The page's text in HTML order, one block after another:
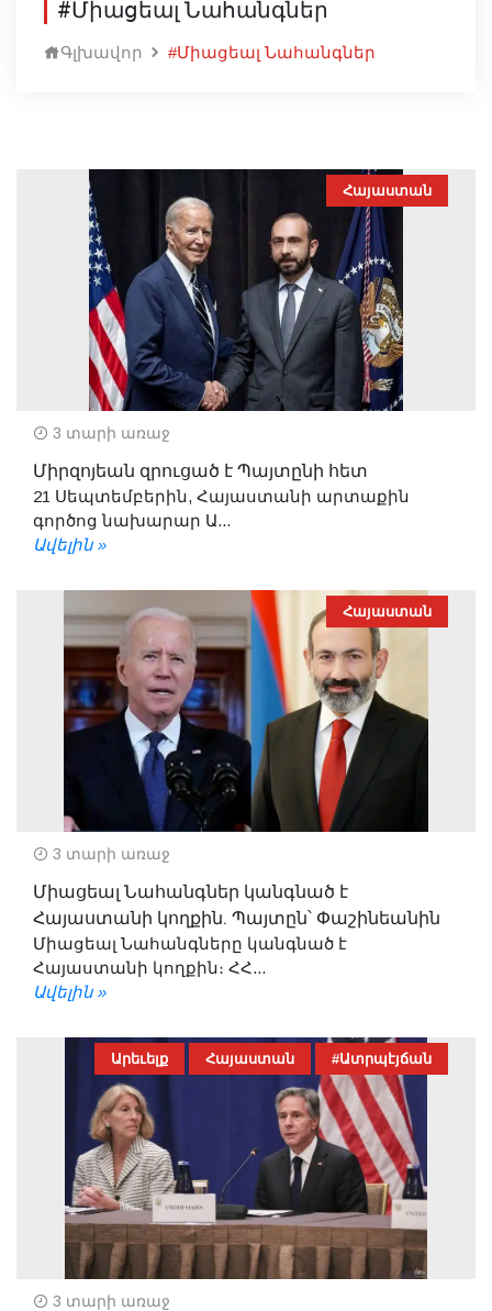
#Միացեալ Նահանգներ
Գլխավոր #Միացեալ Նահանգներ
Հայաստան
3 տարի առաջ
Միրզոյեան զրուցած է Պայտընի հետ
21 Սեպտեմբերին, Հայաստանի արտաքին
գործոց նախարար Ա...
Ավելին »
Հայաստան
3 տարի առաջ
Միացեալ Նահանգներ կանգնած է
Հայաստանի կողքին. Պայտըն՝ Փաշինեանին
Միացեալ Նահանգները կանգնած է
Հայաստանի կողքին։ ՀՀ...
Ավելին »
Արեւելք Հայաստան #Ատրպէյճան
3 տարի առաջ